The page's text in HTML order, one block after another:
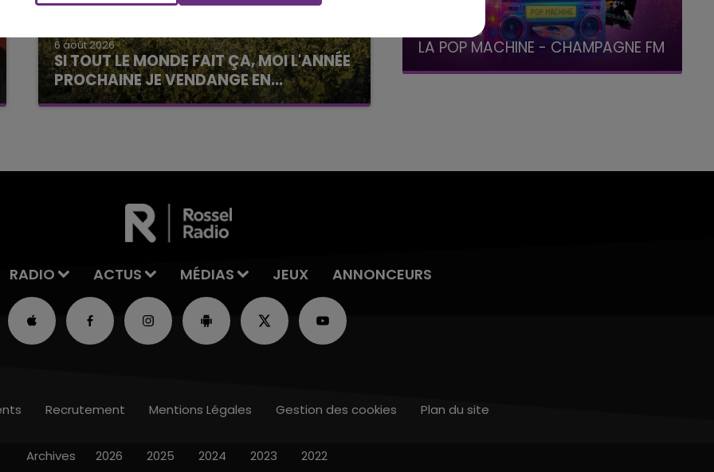
6 août 2026
SI TOUT LE MONDE FAIT ÇA, MOI L'ANNÉE
PROCHAINE JE VENDANGE EN...
La vendange en Champagne a débuté ce jeudi
Le Club Champagne FM
19h00 - 19h15
LA POP MACHINE - CHAMPAGNE FM
RADIO ACTUS MÉDIAS JEUX ANNONCEURS
Recrutement Mentions Légales Gestion des cookies Plan du site
Archives 2026 2025 2024 2023 2022